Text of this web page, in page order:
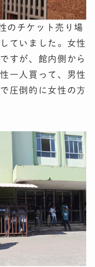
のチケット売り場
ていました。女性
すが、館内側から
一人買って、男性
圧倒的に女性の方